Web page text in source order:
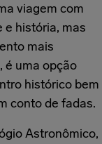
viagem com
e história, mas
mais
é uma opção
histórico bem
conto de fadas.
Astronômico,